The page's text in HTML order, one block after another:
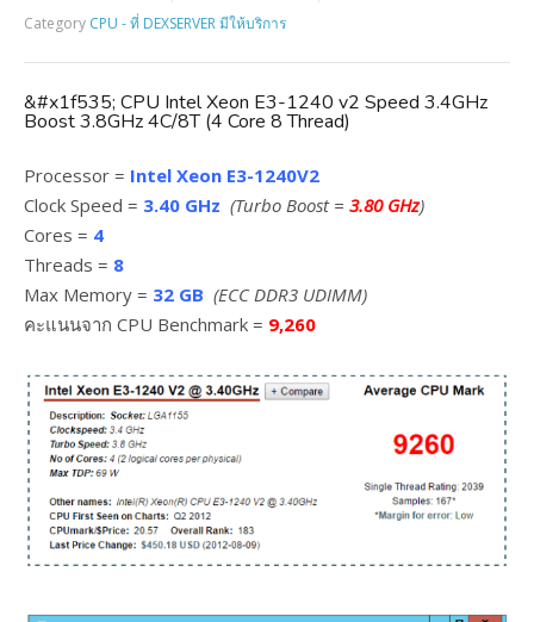
Category CPU - ที่ DEXSERVER มีให้บริการ
&#x1f535; CPU Intel Xeon E3-1240 v2 Speed 3.4GHz
Boost 3.8GHz 4C/8T (4 Core 8 Thread)
Processor = Intel Xeon E3-1240V2
Clock Speed = 3.40 GHz (Turbo Boost = 3.80 GHz)
Cores = 4
Threads = 8
Max Memory = 32 GB (ECC DDR3 UDIMM)
คะแนนจาก CPU Benchmark = 9,260